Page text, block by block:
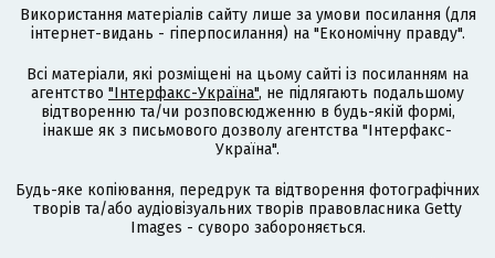
Використання матеріалів сайту лише за умови посилання (для
інтернет-видань - гіперпосилання) на "Економічну правду".
Всі матеріали, які розміщені на цьому сайті із посиланням на
агентство "Інтерфакс-Україна", не підлягають подальшому
відтворенню та/чи розповсюдженню в будь-якій формі,
інакше як з письмового дозволу агентства "Інтерфакс-
Україна".
Будь-яке копіювання, передрук та відтворення фотографічних
творів та/або аудіовізуальних творів правовласника Getty
Images - суворо забороняється.